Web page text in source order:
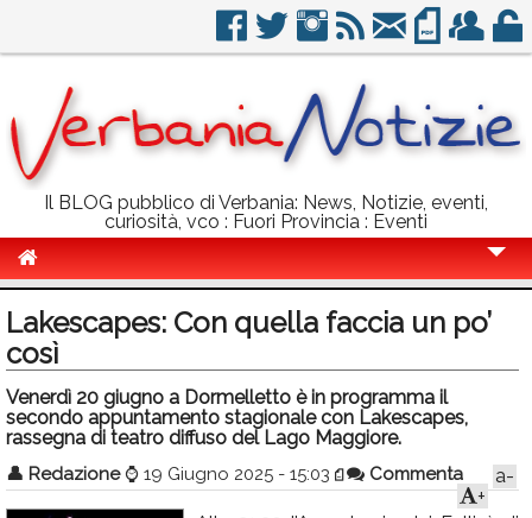
Il BLOG pubblico di Verbania: News, Notizie, eventi,
curiosità, vco : Fuori Provincia : Eventi
Politica
Sport
Eventi
Info Utili
Lakescapes: Con quella faccia un po’
così
Venerdì 20 giugno a Dormelletto è in programma il
secondo appuntamento stagionale con Lakescapes,
rassegna di teatro diffuso del Lago Maggiore.
👤 Redazione ⌚ 19 Giugno 2025 - 15:03 Commenta
a-
+